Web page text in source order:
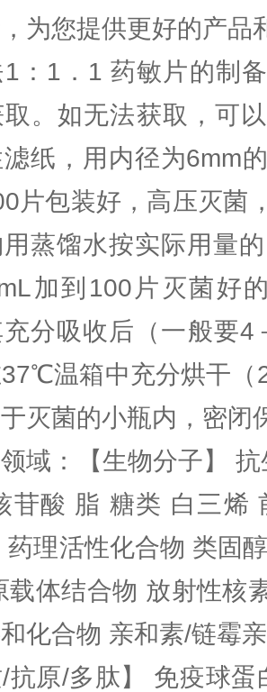
为您提供更好的产品
：1．1 药敏片的制
。如无法获取，可
纸，用内径为6mm
片包装好，高压灭菌
蒸馏水按实际用量
加到100片灭菌好
分吸收后（一般要4
37℃温箱中充分烘干（
灭菌的小瓶内，密闭
域：【生物分子】
苷酸 脂 糖类 白三烯
药理活性化合物 类固
载体结合物 放射性核
化合物 亲和素/链霉
/抗原/多肽】 免疫球